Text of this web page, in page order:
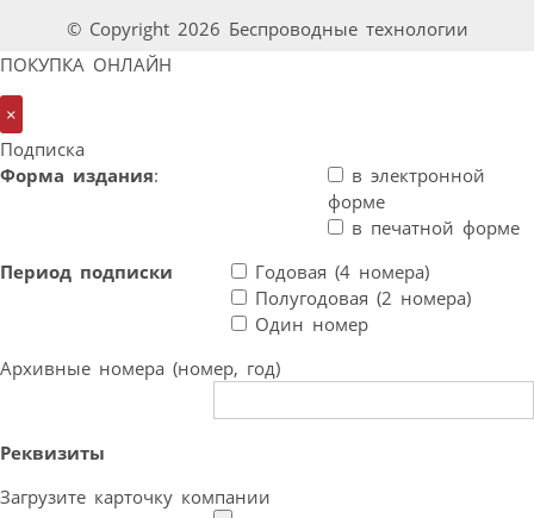
© Copyright 2026 Беспроводные технологии
ПОКУПКА ОНЛАЙН
×
Подписка
Форма издания:
в электронной
форме
в печатной форме
Период подписки
Годовая (4 номера)
Полугодовая (2 номера)
Один номер
Архивные номера (номер, год)
Реквизиты
Загрузите карточку компании